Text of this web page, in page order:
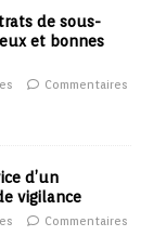
de sous-
et bonnes
Commentaires
d’un
vigilance
Commentaires